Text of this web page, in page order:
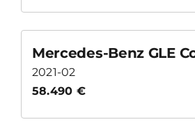
Mercedes-Benz GLE
2021-02
58.490 €